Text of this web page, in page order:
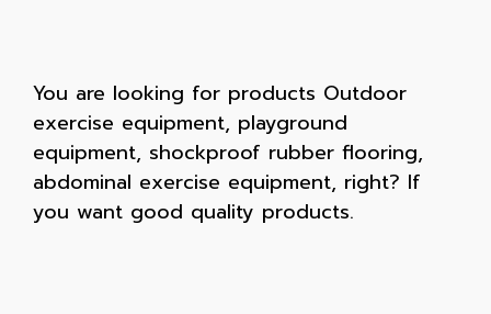
You are looking for products Outdoor
exercise equipment, playground
equipment, shockproof rubber flooring,
abdominal exercise equipment, right? If
you want good quality products.